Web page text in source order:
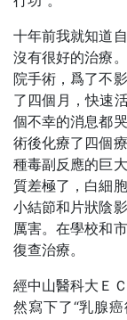
十年前我就知道
沒有很好的治療
院手術，爲了不
了四個月，快速
個不幸的消息都
術後化療了四個
種毒副反應的巨
質差極了，白細
小結節和片狀陰
厲害。在學校和
復查治療。
經中山醫科大Ｅ
然寫下了“乳腺